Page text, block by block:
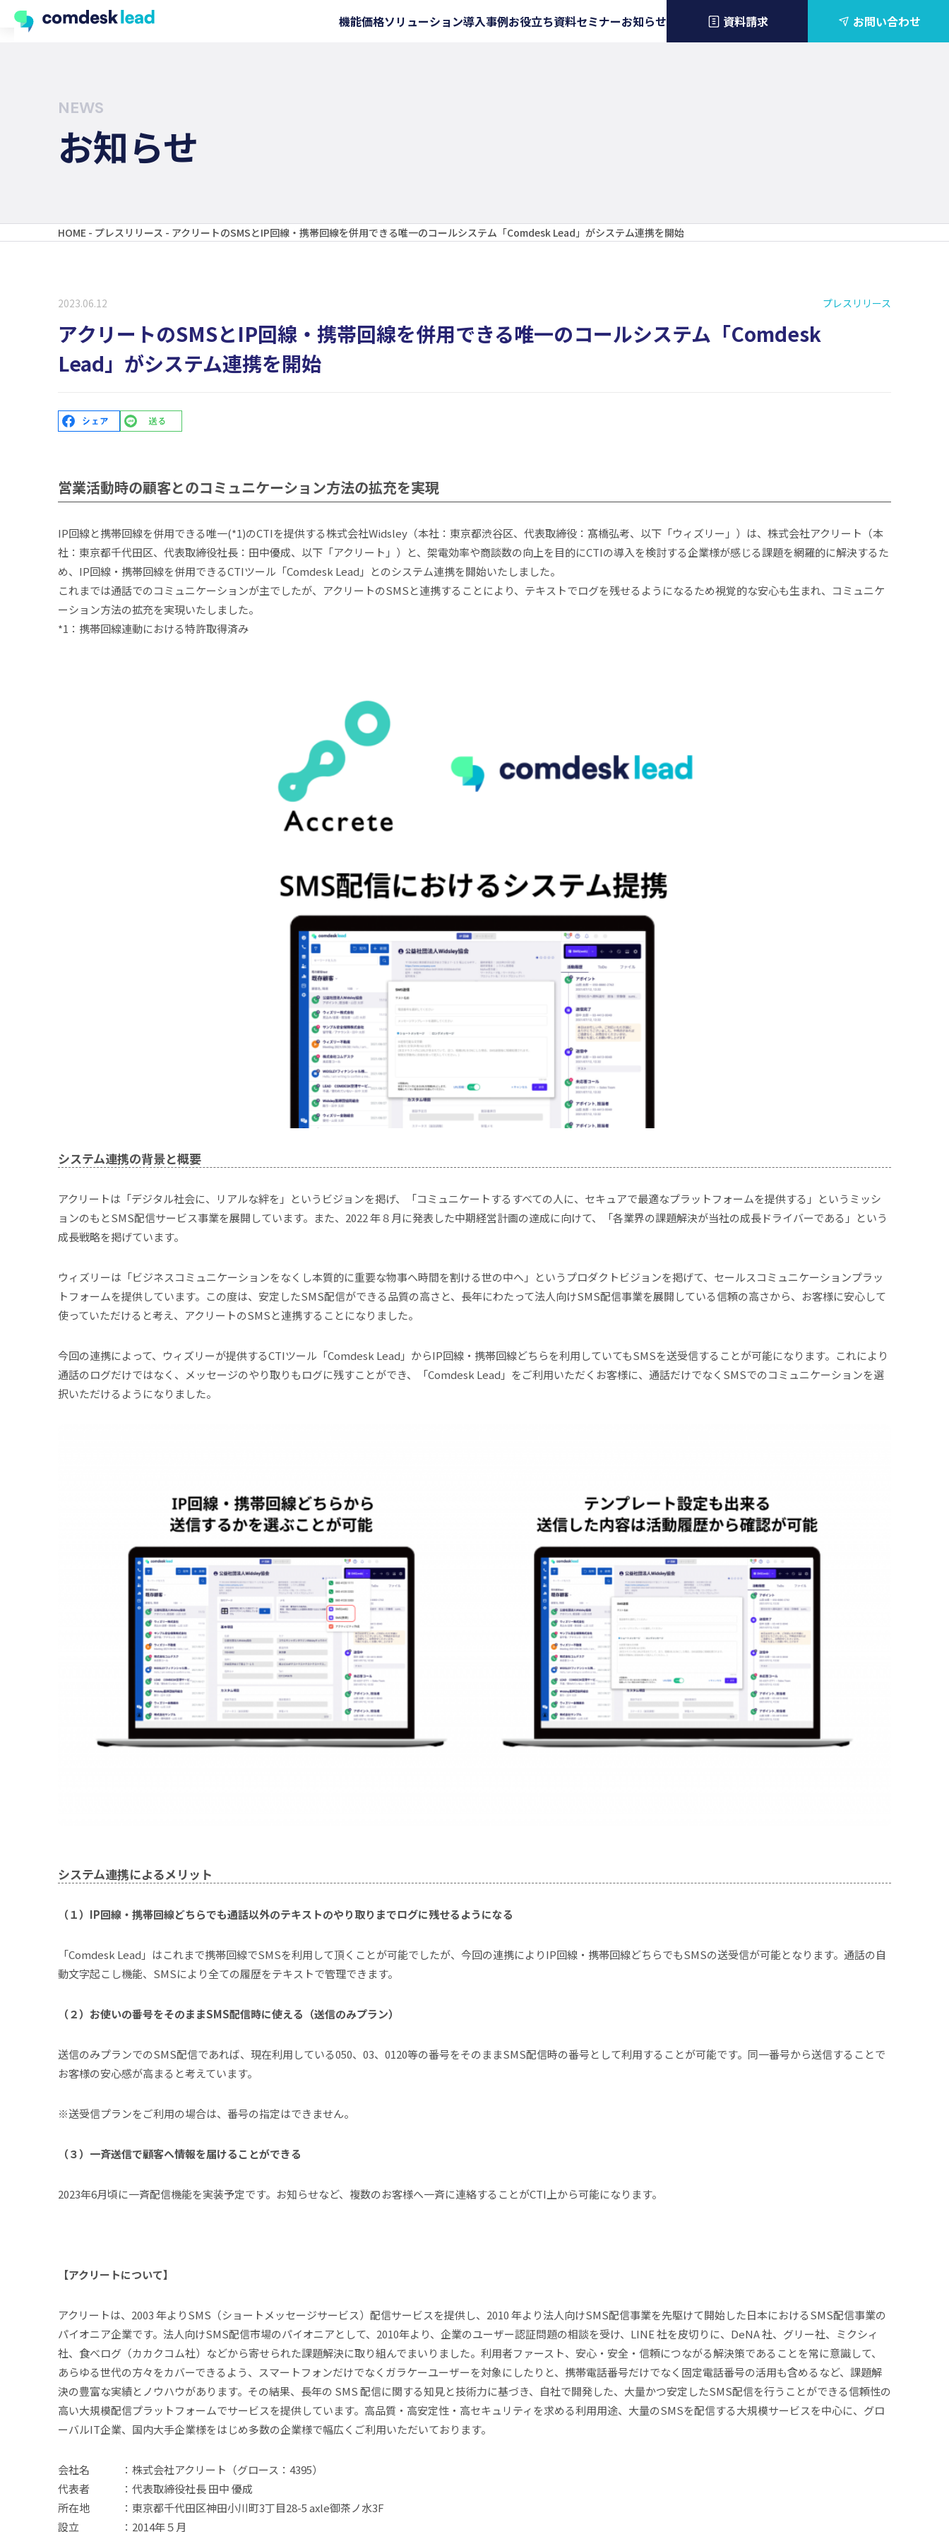
機能価格ソリューション導入事例お役立ち資料セミナーお知らせ 資料請求 お問い合わせ
NEWS
お知らせ
HOME - プレスリリース - アクリートのSMSとIP回線・携帯回線を併用できる唯一のコールシステム「Comdesk Lead」がシステム連携を開始
2023.06.12 プレスリリース
アクリートのSMSとIP回線・携帯回線を併用できる唯一のコールシステム「Comdesk
Lead」がシステム連携を開始
営業活動時の顧客とのコミュニケーション方法の拡充を実現
IP回線と携帯回線を併用できる唯一(*1)のCTIを提供する株式会社Widsley（本社：東京都渋谷区、代表取締役：髙橋弘考、以下「ウィズリー」）は、株式会社アクリート（本
社：東京都千代田区、代表取締役社長：田中優成、以下「アクリート」）と、架電効率や商談数の向上を目的にCTIの導入を検討する企業様が感じる課題を網羅的に解決するた
め、IP回線・携帯回線を併用できるCTIツール「Comdesk Lead」とのシステム連携を開始いたしました。
これまでは通話でのコミュニケーションが主でしたが、アクリートのSMSと連携することにより、テキストでログを残せるようになるため視覚的な安心も生まれ、コミュニケ
ーション方法の拡充を実現いたしました。
*1：携帯回線連動における特許取得済み
システム連携の背景と概要
アクリートは「デジタル社会に、リアルな絆を」というビジョンを掲げ、「コミュニケートするすべての人に、セキュアで最適なプラットフォームを提供する」というミッシ
ョンのもとSMS配信サービス事業を展開しています。また、2022 年８月に発表した中期経営計画の達成に向けて、「各業界の課題解決が当社の成長ドライバーである」という
成長戦略を掲げています。
ウィズリーは「ビジネスコミュニケーションをなくし本質的に重要な物事へ時間を割ける世の中へ」というプロダクトビジョンを掲げて、セールスコミュニケーションプラッ
トフォームを提供しています。この度は、安定したSMS配信ができる品質の高さと、長年にわたって法人向けSMS配信事業を展開している信頼の高さから、お客様に安心して
使っていただけると考え、アクリートのSMSと連携することになりました。
今回の連携によって、ウィズリーが提供するCTIツール「Comdesk Lead」からIP回線・携帯回線どちらを利用していてもSMSを送受信することが可能になります。これにより
通話のログだけではなく、メッセージのやり取りもログに残すことができ、「Comdesk Lead」をご利用いただくお客様に、通話だけでなくSMSでのコミュニケーションを選
択いただけるようになりました。
システム連携によるメリット
（１）IP回線・携帯回線どちらでも通話以外のテキストのやり取りまでログに残せるようになる
「Comdesk Lead」はこれまで携帯回線でSMSを利用して頂くことが可能でしたが、今回の連携によりIP回線・携帯回線どちらでもSMSの送受信が可能となります。通話の自
動文字起こし機能、SMSにより全ての履歴をテキストで管理できます。
（２）お使いの番号をそのままSMS配信時に使える（送信のみプラン）
送信のみプランでのSMS配信であれば、現在利用している050、03、0120等の番号をそのままSMS配信時の番号として利用することが可能です。同一番号から送信することで
お客様の安心感が高まると考えています。
※送受信プランをご利用の場合は、番号の指定はできません。
（３）一斉送信で顧客へ情報を届けることができる
2023年6月頃に一斉配信機能を実装予定です。お知らせなど、複数のお客様へ一斉に連絡することがCTI上から可能になります。
【アクリートについて】
アクリートは、2003 年よりSMS（ショートメッセージサービス）配信サービスを提供し、2010 年より法人向けSMS配信事業を先駆けて開始した日本におけるSMS配信事業の
パイオニア企業です。法人向けSMS配信市場のパイオニアとして、2010年より、企業のユーザー認証問題の相談を受け、LINE 社を皮切りに、DeNA 社、グリー社、ミクシィ
社、食べログ（カカクコム社）などから寄せられた課題解決に取り組んでまいりました。利用者ファースト、安心・安全・信頼につながる解決策であることを常に意識して、
あらゆる世代の方々をカバーできるよう、スマートフォンだけでなくガラケーユーザーを対象にしたりと、携帯電話番号だけでなく固定電話番号の活用も含めるなど、課題解
決の豊富な実績とノウハウがあります。その結果、長年の SMS 配信に関する知見と技術力に基づき、自社で開発した、大量かつ安定したSMS配信を行うことができる信頼性の
高い大規模配信プラットフォームでサービスを提供しています。高品質・高安定性・高セキュリティを求める利用用途、大量のSMSを配信する大規模サービスを中心に、グロ
ーバルIT企業、国内大手企業様をはじめ多数の企業様で幅広くご利用いただいております。
会社名 ：株式会社アクリート（グロース：4395）
代表者 ：代表取締役社長 田中 優成
所在地 ：東京都千代田区神田小川町3丁目28-5 axle御茶ノ水3F
設立 ：2014年５月